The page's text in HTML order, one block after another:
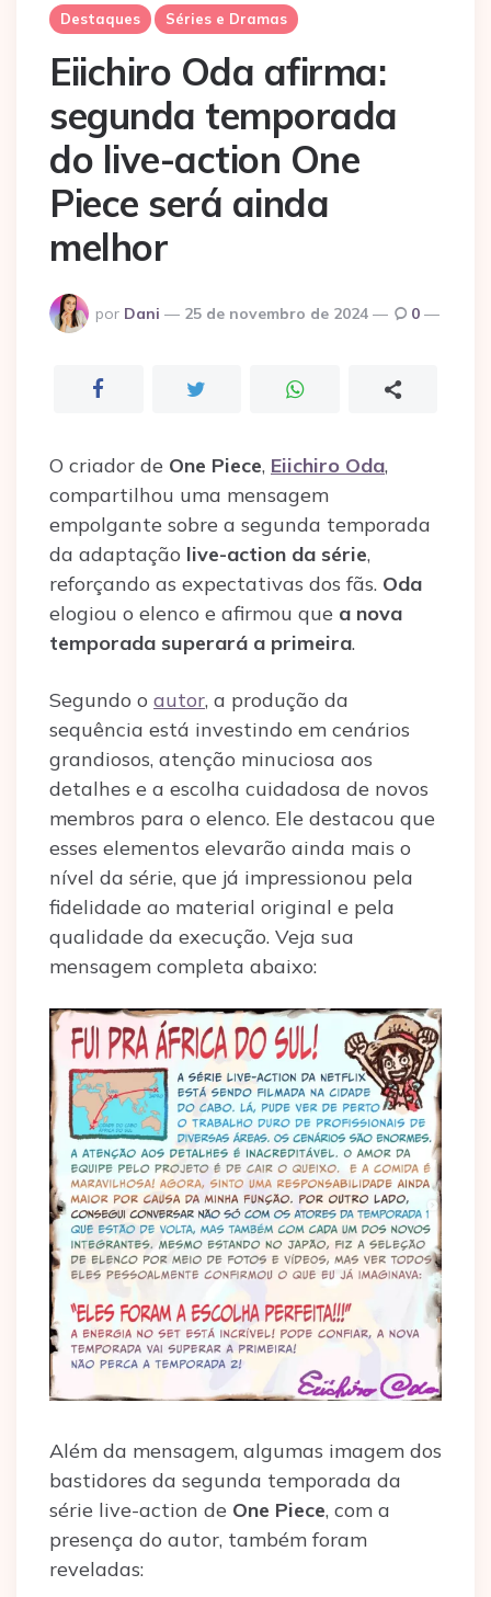
Destaques Séries e Dramas
Eiichiro Oda afirma:
segunda temporada
do live-action One
Piece será ainda
melhor
Postado
por
por Dani 25 de novembro de 2024 0
O criador de One Piece, Eiichiro Oda,
compartilhou uma mensagem
empolgante sobre a segunda temporada
da adaptação live-action da série,
reforçando as expectativas dos fãs. Oda
elogiou o elenco e afirmou que a nova
temporada superará a primeira.
Segundo o autor, a produção da
sequência está investindo em cenários
grandiosos, atenção minuciosa aos
detalhes e a escolha cuidadosa de novos
membros para o elenco. Ele destacou que
esses elementos elevarão ainda mais o
nível da série, que já impressionou pela
fidelidade ao material original e pela
qualidade da execução. Veja sua
mensagem completa abaixo:
Além da mensagem, algumas imagem dos
bastidores da segunda temporada da
série live-action de One Piece, com a
presença do autor, também foram
reveladas: